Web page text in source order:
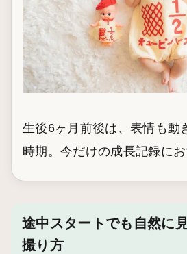
生後6ヶ月前後は、表情も動
時期。今だけの成長記録にお
途中スタートでも自然に
撮り方